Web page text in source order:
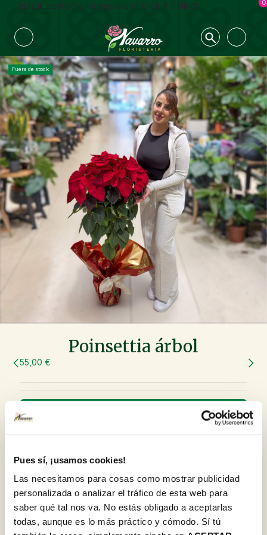
Pues sí, ¡usamos cookies!
Las necesitamos para cosas como mostrar publicidad
personalizada o analizar el tráfico de esta web para
saber qué tal nos va. No estás obligado a aceptarlas
todas, aunque es lo más práctico y cómodo. Sí tú
Haz tu pedido y recogelo con Click & Collect 0
Fuera de stock
Poinsettia árbol
55,00 €
Lo sentimos, temporalmente sin stock :(
Escribe tu correo electrónico y tan pronto como
para avisarte de su disponibilidad.
Inscribirme en la Newsletter para no perderme
las ofertas y novedades.